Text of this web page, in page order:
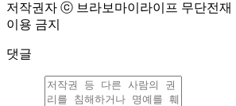
저작권자 ⓒ 브라보마이라이프 무단전재
이용 금지
댓글